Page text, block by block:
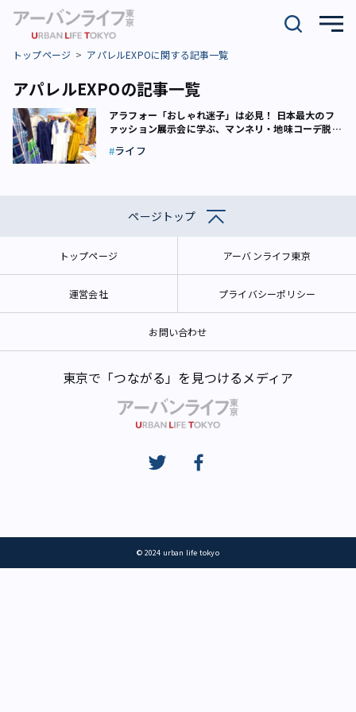
トップページ アパレルEXPOに関する記事一覧
アパレルEXPOの記事一覧
アラフォー「おしゃれ迷子」は必見！ 日本最大のフ
ァッション展示会に学ぶ、マンネリ・地味コーデ脱出
ライフ
ページトップ
トップページ アーバンライフ東京
運営会社 プライバシーポリシー
お問い合わせ
東京で「つながる」を見つけるメディア
© 2024 urban life tokyo